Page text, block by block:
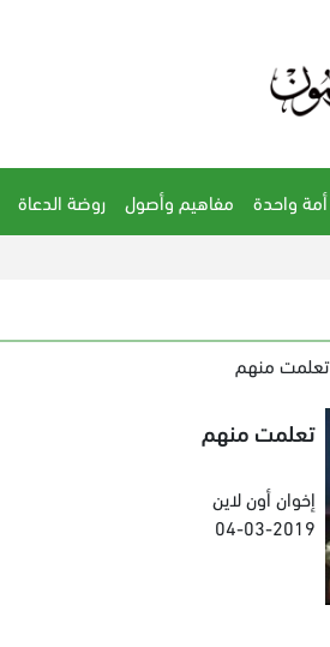
أمة واحدة مفاهيم وأصول روضة الدعاة
تعلمت منهم
تعلمت منهم
إخوان أون لاين
04-03-2019